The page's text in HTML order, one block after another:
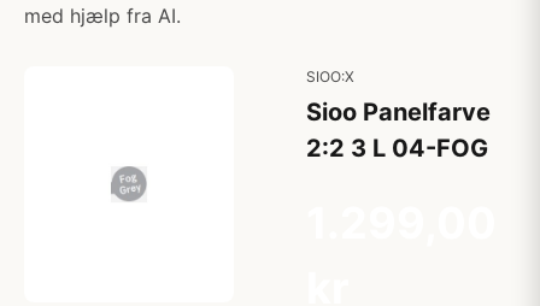
med hjælp fra AI.
SIOO:X
Sioo Panelfarve
2:2 3 L 04-FOG